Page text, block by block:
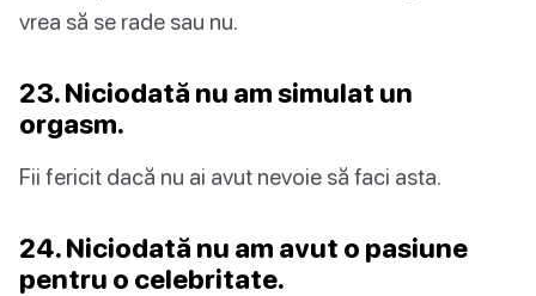
vrea să se rade sau nu.
23. Niciodată nu am simulat un
orgasm.
Fii fericit dacă nu ai avut nevoie să faci asta.
24. Niciodată nu am avut o pasiune
pentru o celebritate.